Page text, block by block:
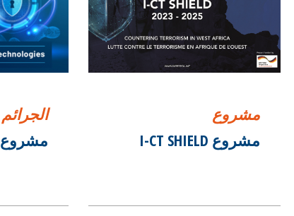
مشروع
مشروع I-CT SHIELD
الجرائم
مشروع CT-Tech